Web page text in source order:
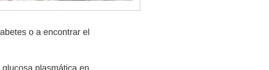
o a encontrar el